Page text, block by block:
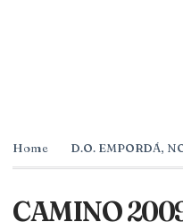
Home D.O. EMPORDÁ,
CAMINO